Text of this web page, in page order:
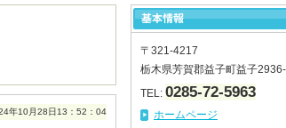
年10月28日13：52：04
〒321-4217
栃木県芳賀郡益子町益子
TEL: 0285-72-5963
ホームページ